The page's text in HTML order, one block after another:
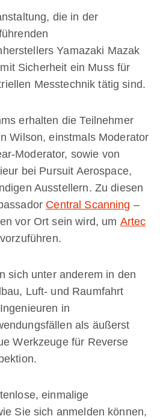
die in der
Yamazaki Mazak
Sicherheit ein Muss für
Messtechnik tätig sind.
erhalten die Teilnehmer
Wilson, einstmals Moderator
Moderator, sowie von
bei Pursuit Aerospace,
Ausstellern. Zu diesen
Central Scanning –
vor Ort sein wird, um Artec
sich unter anderem in den
Luft- und Raumfahrt
in
als äußerst
Werkzeuge für Reverse
einmalige
Sie sich anmelden können,